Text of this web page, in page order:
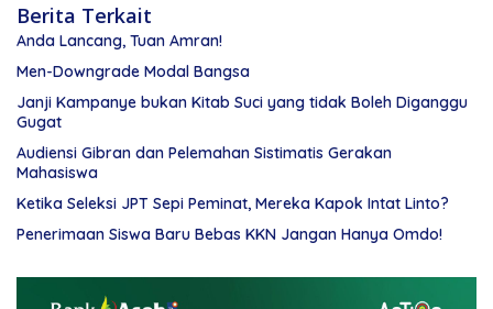
Berita Terkait
Anda Lancang, Tuan Amran!
Men-Downgrade Modal Bangsa
Janji Kampanye bukan Kitab Suci yang tidak Boleh Diganggu
Gugat
Audiensi Gibran dan Pelemahan Sistimatis Gerakan
Mahasiswa
Ketika Seleksi JPT Sepi Peminat, Mereka Kapok Intat Linto?
Penerimaan Siswa Baru Bebas KKN Jangan Hanya Omdo!